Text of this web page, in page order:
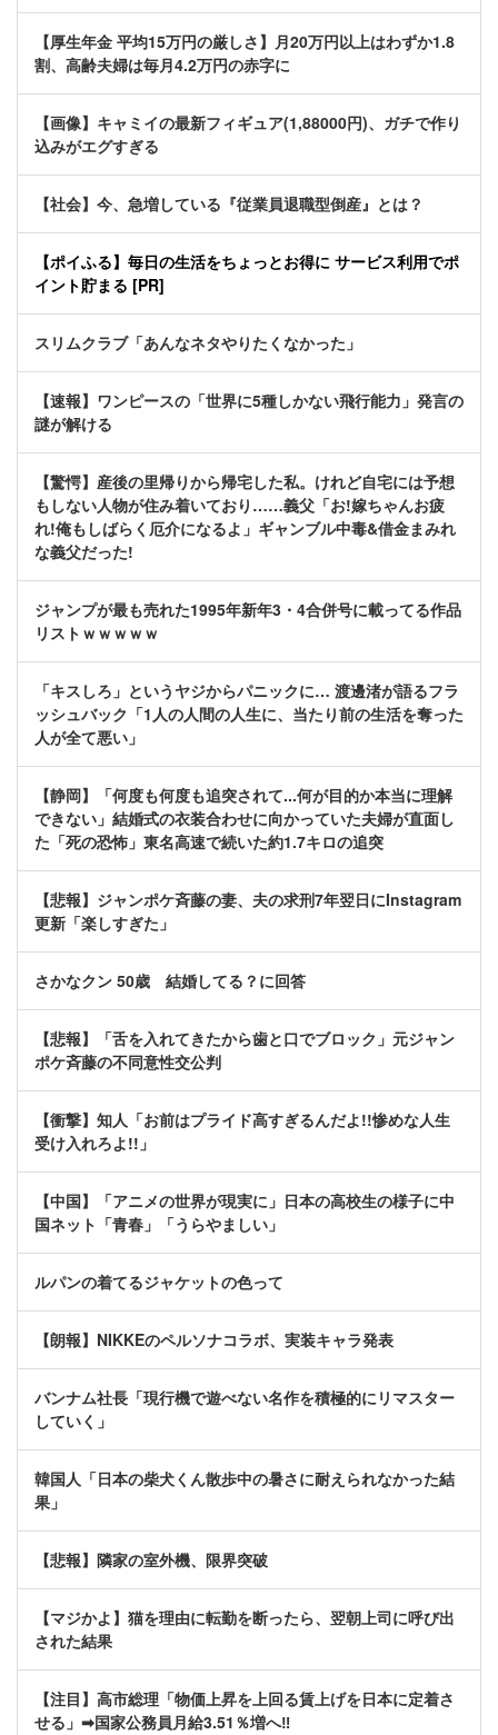
【厚生年金 平均15万円の厳しさ】月20万円以上はわずか1.8
割、高齢夫婦は毎月4.2万円の赤字に
【画像】キャミイの最新フィギュア(1,88000円)、ガチで作り
込みがエグすぎる
【社会】今、急増している『従業員退職型倒産』とは？
【ポイふる】毎日の生活をちょっとお得に サービス利用でポ
イント貯まる [PR]
スリムクラブ「あんなネタやりたくなかった」
【速報】ワンピースの「世界に5種しかない飛行能力」発言の
謎が解ける
【驚愕】産後の里帰りから帰宅した私。けれど自宅には予想
もしない人物が住み着いており……義父「お!嫁ちゃんお疲
れ!俺もしばらく厄介になるよ」ギャンブル中毒&借金まみれ
な義父だった!
ジャンプが最も売れた1995年新年3・4合併号に載ってる作品
リストｗｗｗｗｗ
「キスしろ」というヤジからパニックに… 渡邊渚が語るフラ
ッシュバック「1人の人間の人生に、当たり前の生活を奪った
人が全て悪い」
【静岡】「何度も何度も追突されて...何が目的か本当に理解
できない」結婚式の衣装合わせに向かっていた夫婦が直面し
た「死の恐怖」東名高速で続いた約1.7キロの追突
【悲報】ジャンポケ斉藤の妻、夫の求刑7年翌日にInstagram
更新「楽しすぎた」
さかなクン 50歳 結婚してる？に回答
【悲報】「舌を入れてきたから歯と口でブロック」元ジャン
ポケ斉藤の不同意性交公判
【衝撃】知人「お前はプライド高すぎるんだよ!!惨めな人生
受け入れろよ!!」
【中国】「アニメの世界が現実に」日本の高校生の様子に中
国ネット「青春」「うらやましい」
ルパンの着てるジャケットの色って
【朗報】NIKKEのペルソナコラボ、実装キャラ発表
バンナム社長「現行機で遊べない名作を積極的にリマスター
していく」
韓国人「日本の柴犬くん散歩中の暑さに耐えられなかった結
果」
【悲報】隣家の室外機、限界突破
【マジかよ】猫を理由に転勤を断ったら、翌朝上司に呼び出
された結果
【注目】高市総理「物価上昇を上回る賃上げを日本に定着さ
せる」➡国家公務員月給3.51％増へ‼